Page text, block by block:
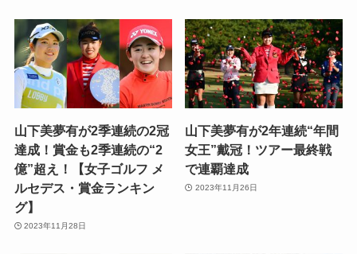
山下美夢有が2季連続の2冠
達成！賞金も2季連続の“2
億”超え！【女子ゴルフ メ
ルセデス・賞金ランキン
グ】
2023年11月28日
山下美夢有が2年連続“年間
女王”戴冠！ツアー最終戦
で連覇達成
2023年11月26日